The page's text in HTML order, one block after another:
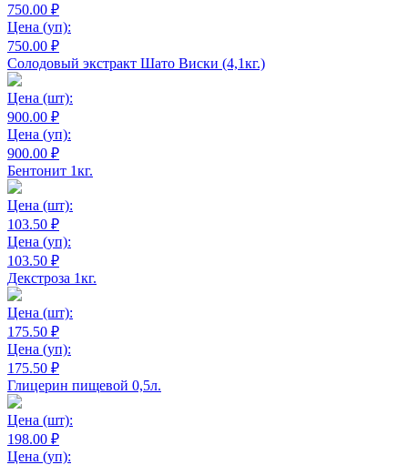
750.00 ₽
Цена (уп):
750.00 ₽
Солодовый экстракт Шато Виски (4,1кг.)
Цена (шт):
900.00 ₽
Цена (уп):
900.00 ₽
Бентонит 1кг.
Цена (шт):
103.50 ₽
Цена (уп):
103.50 ₽
Декстроза 1кг.
Цена (шт):
175.50 ₽
Цена (уп):
175.50 ₽
Глицерин пищевой 0,5л.
Цена (шт):
198.00 ₽
Цена (уп):